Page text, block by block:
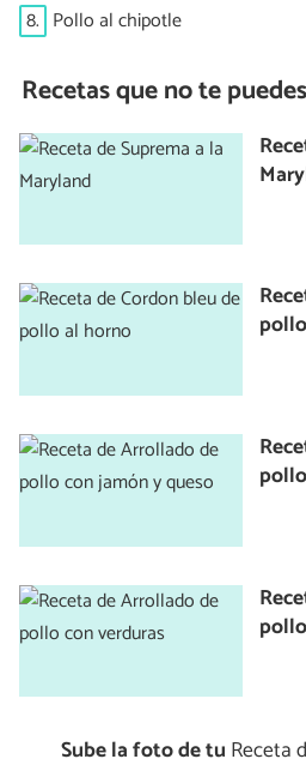
8. Pollo al chipotle
Recetas que no te
Sube la foto de tu Receta